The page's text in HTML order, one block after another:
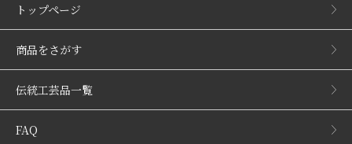
トップページ
商品をさがす
伝統工芸品一覧
FAQ